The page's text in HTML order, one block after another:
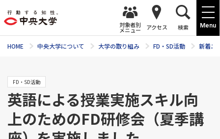
Menu
対象者別
メニュー アクセス 検索
HOME 中央大学について 大学の取り組み FD・SD活動 新着ニ
FD・SD活動
英語による授業実施スキル向
上のためのFD研修会（夏季講